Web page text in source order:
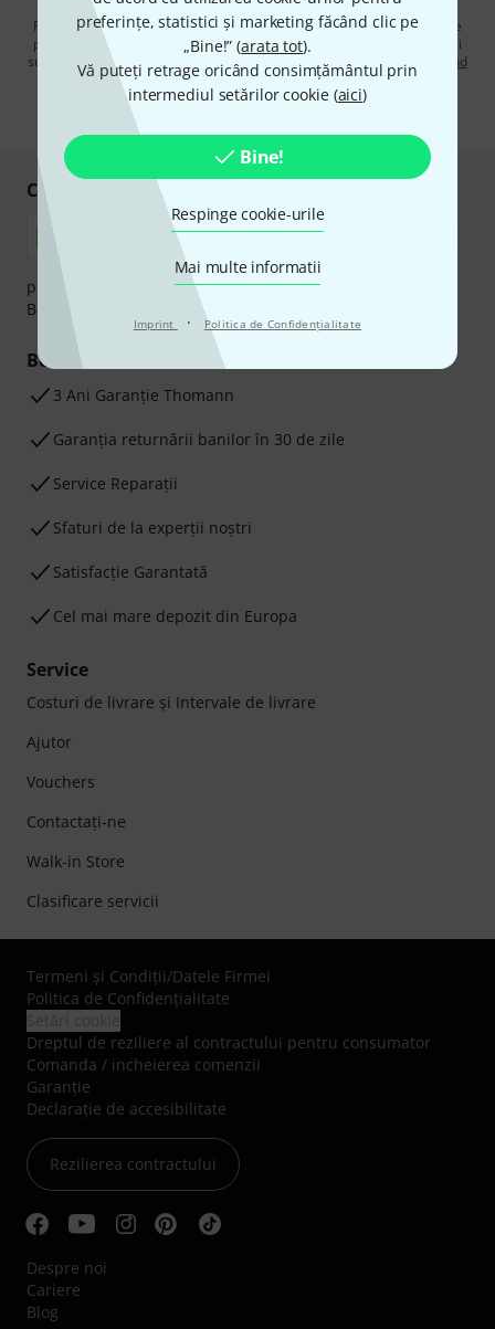
preferințe, statistici și marketing făcând clic pe
„Bine!” (arata tot).
Vă puteți retrage oricând consimțământul prin
intermediul setărilor cookie (aici)
Bine!
Respinge cookie-urile
Mai multe informatii
Imprint · Politica de Confidenţialitate
Făcând clic pe „Înscrie-te acum”, sunteți de acord să primiți publicitate
prin e-mail. Vă puteți dezabona în orice moment. Puteți găsi informații
suplimentare despre buletinul informativ în
regulamentul nostru privind
protecția datelor.
Cumpărați și plătiți în siguranță
plata se poate efectua în siguranță cu Ramburs, Transfer
Bancar sau Card de credit.
Beneficiile tale
3 Ani Garanție Thomann
Garanţia returnării banilor în 30 de zile
Service Reparații
Sfaturi de la experții noștri
Satisfacție Garantată
Cel mai mare depozit din Europa
Service
Costuri de livrare şi Intervale de livrare
Ajutor
Vouchers
Contactaţi-ne
Walk-in Store
Clasificare servicii
Termeni şi Condiţii/Datele Firmei
Politica de Confidenţialitate
Dreptul de reziliere al contractului pentru consumator
Comanda / incheierea comenzii
Garanție
Declarație de accesibilitate
Rezilierea contractului
Despre noi
Cariere
Blog